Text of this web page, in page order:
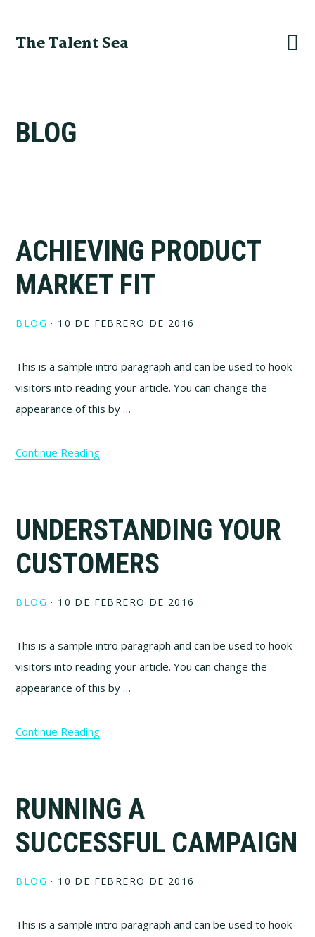
primary
main
footer
The Talent Sea
BLOG
ACHIEVING PRODUCT
MARKET FIT
BLOG · 10 DE FEBRERO DE 2016
This is a sample intro paragraph and can be used to hook
visitors into reading your article. You can change the
appearance of this by …
Continue Reading
UNDERSTANDING YOUR
CUSTOMERS
BLOG · 10 DE FEBRERO DE 2016
This is a sample intro paragraph and can be used to hook
visitors into reading your article. You can change the
appearance of this by …
Continue Reading
RUNNING A
SUCCESSFUL CAMPAIGN
BLOG · 10 DE FEBRERO DE 2016
This is a sample intro paragraph and can be used to hook